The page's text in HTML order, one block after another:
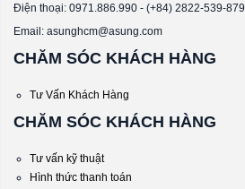
Điện thoại: 0971.886.990 - (+84) 2822-539-879
Email: asunghcm@asung.com
CHĂM SÓC KHÁCH HÀNG
Tư Vấn Khách Hàng
CHĂM SÓC KHÁCH HÀNG
Tư vấn kỹ thuật
Hình thức thanh toán